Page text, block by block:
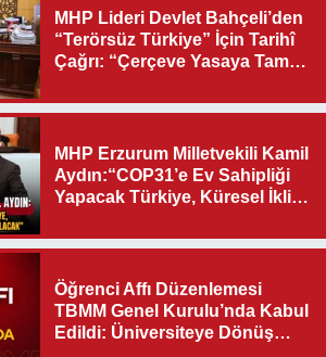
MHP Lideri Devlet Bahçeli’den
“Terörsüz Türkiye” İçin Tarihî
Çağrı: “Çerçeve Yasaya Tam
MHP Erzurum Milletvekili Kamil
Aydın:“COP31’e Ev Sahipliği
Yapacak Türkiye, Küresel İklim
Olacak"
Öğrenci Affı Düzenlemesi
TBMM Genel Kurulu’nda Kabul
Edildi: Üniversiteye Dönüş